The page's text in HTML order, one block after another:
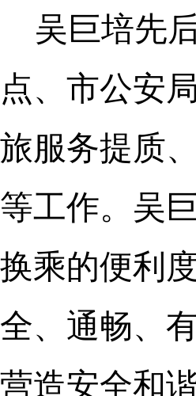
吴巨培先
点、市公安
旅服务提质
等工作。吴
换乘的便利
全、通畅、
营造安全和